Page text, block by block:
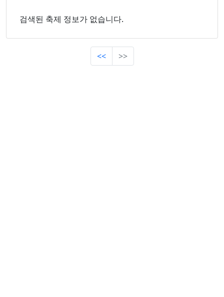
검색된 축제 정보가 없습니다.
<< >>